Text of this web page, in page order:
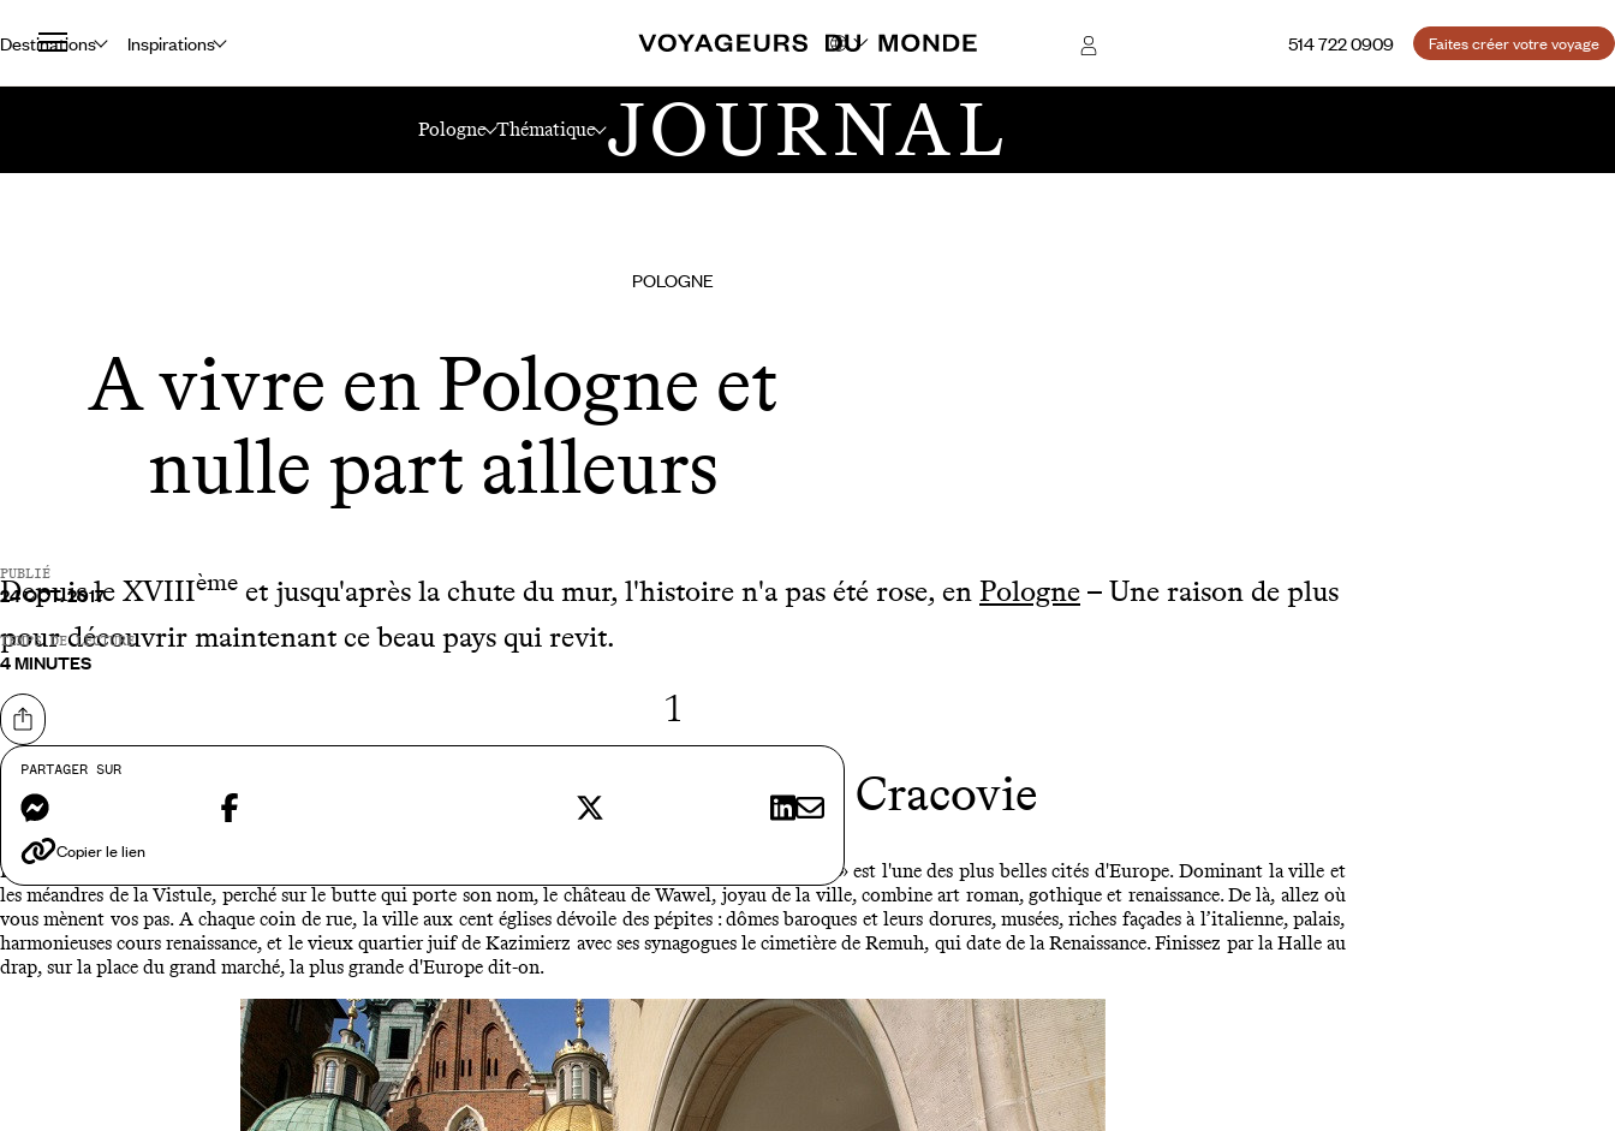
Destinations Inspirations 514 722 0909 Faites créer votre voyage
Pologne Thématique JOURNAL
POLOGNE
A vivre en Pologne et
nulle part ailleurs
PUBLIÉ
24 OCT. 2017
TEMPS DE LECTURE
4 MINUTES
Partager sur
PARTAGER SUR
Messenger X LinkedIn
E-mail
Copier le lien
Depuis le XVIIIème et jusqu'après la chute du mur, l'histoire n'a pas été rose, en Pologne – Une raison de plus
pour découvrir maintenant ce beau pays qui revit.
1
Arpenter la vieille ville de Cracovie
Inscrite au Patrimoine mondial de l'Humanité UNESCO, la vielle ville de
, « la ville des rois » est l'une des plus belles cités d'Europe. Dominant la ville et
les méandres de la Vistule, perché sur le butte qui porte son nom, le château de Wawel, joyau de la ville, combine art roman, gothique et renaissance. De là, allez où
vous mènent vos pas. A chaque coin de rue, la ville aux cent églises dévoile des pépites : dômes baroques et leurs dorures, musées, riches façades à l’italienne, palais,
harmonieuses cours renaissance, et le vieux quartier juif de Kazimierz avec ses synagogues le cimetière de Remuh, qui date de la Renaissance. Finissez par la Halle au
drap, sur la place du grand marché, la plus grande d'Europe dit-on.